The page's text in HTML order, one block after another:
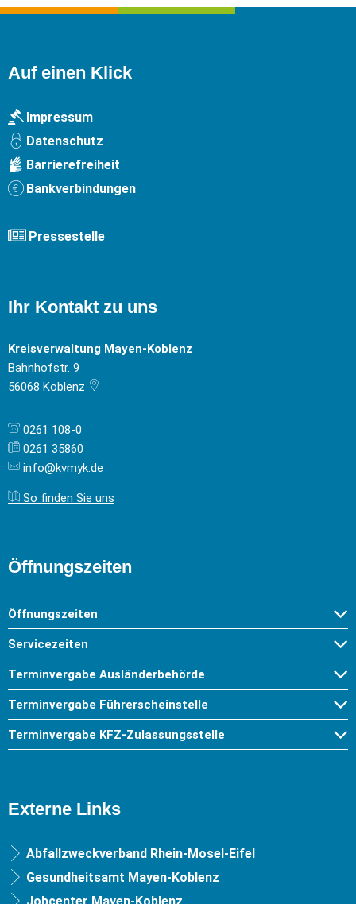
Auf einen Klick
Impressum
Datenschutz
Barrierefreiheit
Bankverbindungen
Pressestelle
Ihr Kontakt zu uns
Kreisverwaltung Mayen-Koblenz
Bahnhofstr. 9
56068 Koblenz
0261 108-0
0261 35860
info@kvmyk.de
So finden Sie uns
Öffnungszeiten
Öffnungszeiten
Servicezeiten
Terminvergabe Ausländerbehörde
Terminvergabe Führerscheinstelle
Terminvergabe KFZ-Zulassungsstelle
Externe Links
Abfallzweckverband Rhein-Mosel-Eifel
Gesundheitsamt Mayen-Koblenz
Jobcenter Mayen-Koblenz